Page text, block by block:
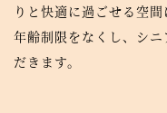
りと快適に過ごせる空間
年齢制限をなくし、シ
だきます。